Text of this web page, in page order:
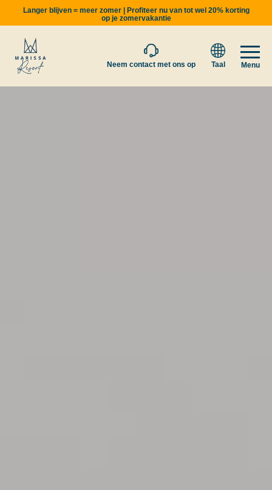
Langer blijven = meer zomer | Profiteer nu van tot wel 20% korting
op je zomervakantie
Neem contact met ons op Taal Menu